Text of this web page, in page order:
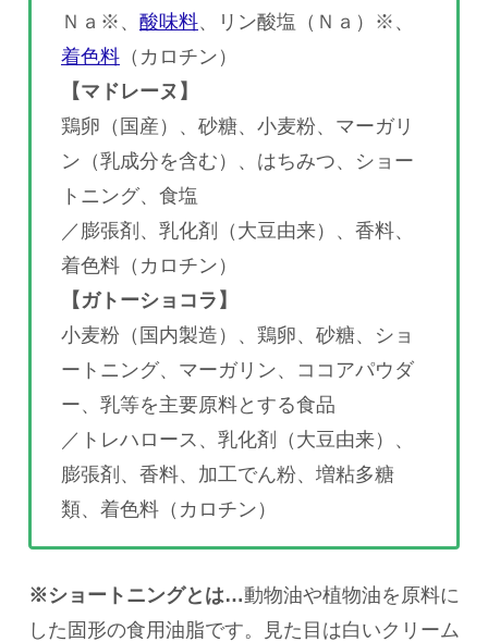
Ｎａ※、 酸味料、リン酸塩（Ｎａ）※、
着色料 （カロチン）
【マドレーヌ】
鶏卵（国産）、砂糖、小麦粉、マーガリ
ン（乳成分を含む）、はちみつ、ショー
トニング、食塩
／膨張剤、乳化剤（大豆由来）、香料、
着色料（カロチン）
【ガトーショコラ】
小麦粉（国内製造）、鶏卵、砂糖、ショ
ートニング、マーガリン、ココアパウダ
ー、乳等を主要原料とする食品
／トレハロース、乳化剤（大豆由来）、
膨張剤、香料、加工でん粉、増粘多糖
類、着色料（カロチン）
※ショートニングとは…動物油や植物油を原料に
した固形の食用油脂です。見た目は白いクリーム